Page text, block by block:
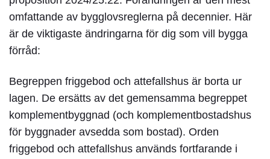
omfattande av bygglovsreglerna på decennier. Här
är de viktigaste ändringarna för dig som vill bygga
förråd:
Begreppen friggebod och attefallshus är borta ur
lagen. De ersätts av det gemensamma begreppet
komplementbyggnad (och komplementbostadshus
för byggnader avsedda som bostad). Orden
friggebod och attefallshus används fortfarande i